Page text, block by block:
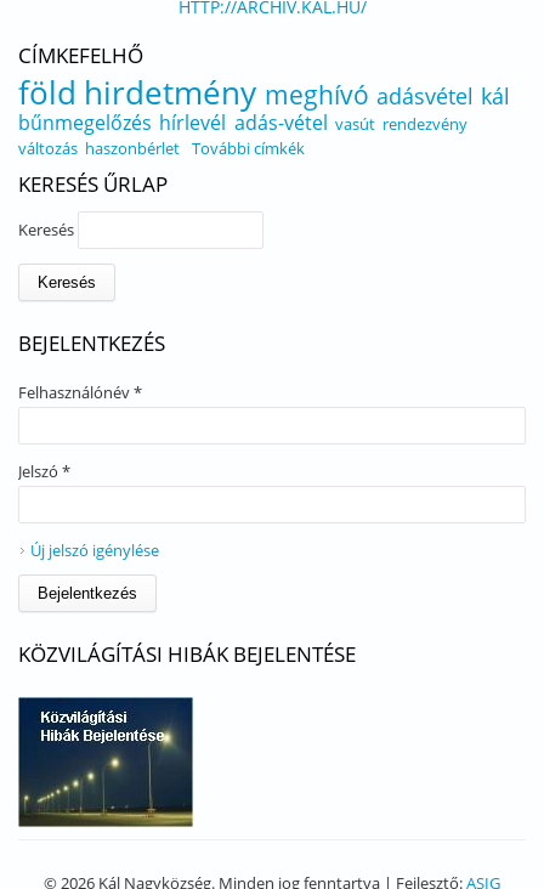
HTTP://ARCHIV.KAL.HU/
CÍMKEFELHŐ
föld hirdetmény meghívó adásvétel kál
bűnmegelőzés hírlevél adás-vétel vasút rendezvény
változás haszonbérlet További címkék
KERESÉS ŰRLAP
Keresés
BEJELENTKEZÉS
Felhasználónév*
Jelszó *
Új jelszó igénylése
KÖZVILÁGÍTÁSI HIBÁK BEJELENTÉSE
© 2026 Kál Nagyközség. Minden jog fenntartva | Fejlesztő:ASIG